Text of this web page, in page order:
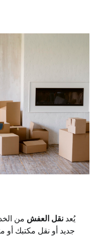
يُعد نقل العفش من
جديد أو نقل مكتبك أو